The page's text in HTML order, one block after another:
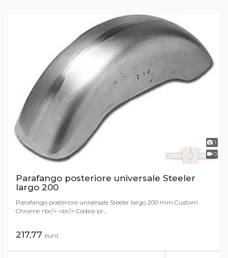
1
0
Parafango posteriore universale Steeler
largo 200
Parafango posteriore universale Steeler largo 200 mm Custom
Chrome <br/> <br/> Codice pr...
217,77 euro